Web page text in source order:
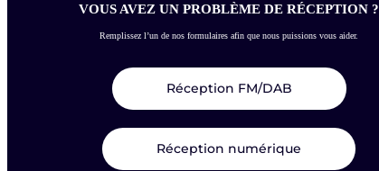
VOUS AVEZ UN PROBLÈME DE RÉCEPTION ?
Remplissez l’un de nos formulaires afin que nous puissions vous aider.
Réception FM/DAB
Réception numérique